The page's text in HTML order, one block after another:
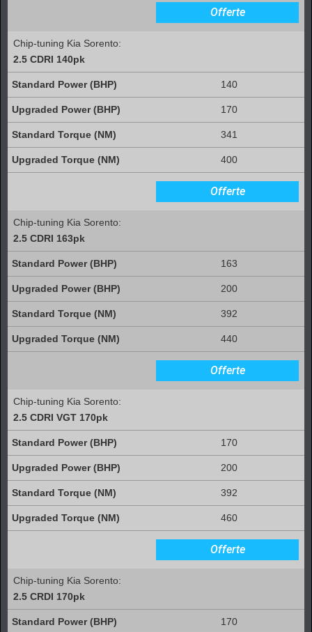
Offerte
Chip-tuning Kia Sorento:
2.5 CDRI 140pk
140
170
341
400
Offerte
Chip-tuning Kia Sorento:
2.5 CDRI 163pk
163
200
392
440
Offerte
Chip-tuning Kia Sorento:
2.5 CDRI VGT 170pk
170
200
392
460
Offerte
Chip-tuning Kia Sorento:
2.5 CRDI 170pk
170